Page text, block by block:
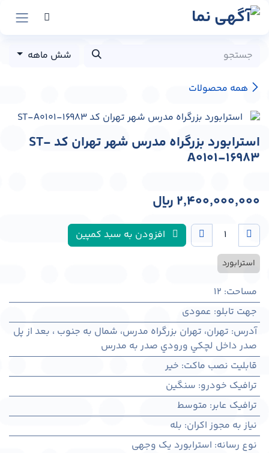
پرش به محتوا
همه محصولات
شش ماهه
استرابورد بزرگراه مدرس شهر تهران کد ST-
A0101-16983
2,400,000,000 ﷼
افزودن به سبد کمپین
استرابورد
مساحت:
12
جهت تابلو: عمودی
آدرس: تهران، تهران بزرگراه مدرس، شمال به جنوب ، بعد از پل
صدر داخل لچکي ورودي صدر به مدرس
قابلیت نصب ماکت: خیر
ترافیک خودرو: سنگین
ترافیک عابر: متوسط
نیاز به مجوز اکران: بله
نوع رسانه: استرابورد یک وجهی